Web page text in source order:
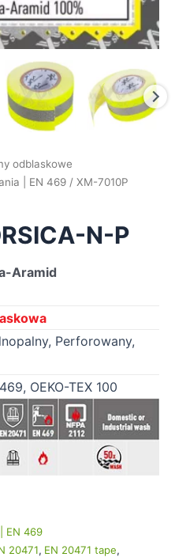
odblaskowe
| EN 469 / XM-7010P
N-P
Aramid
Perforowany,
OEKO-TEX 100
EN 469
20471, EN 20471 tape,